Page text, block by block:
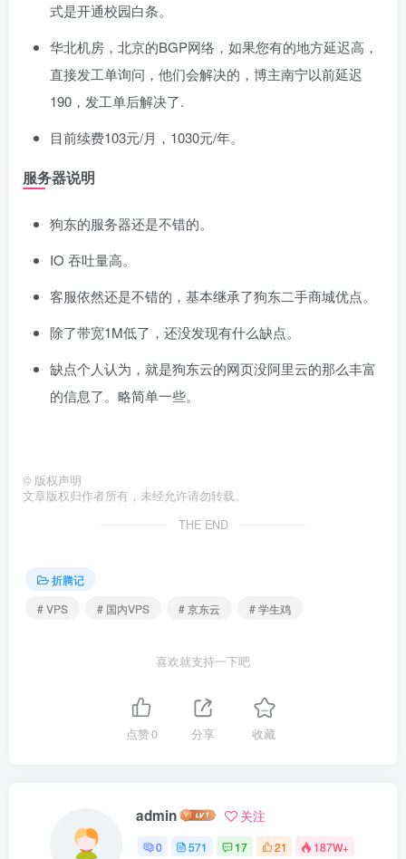
式是开通校园白条。
华北机房，北京的BGP网络，如果您有的地方延迟高，
直接发工单询问，他们会解决的，博主南宁以前延迟
190，发工单后解决了.
目前续费103元/月，1030元/年。
服务器说明
狗东的服务器还是不错的。
IO 吞吐量高。
客服依然还是不错的，基本继承了狗东二手商城优点。
除了带宽1M低了，还没发现有什么缺点。
缺点个人认为，就是狗东云的网页没阿里云的那么丰富
的信息了。略简单一些。
© 版权声明
文章版权归作者所有，未经允许请勿转载。
THE END
折腾记
# VPS
# 国内VPS # 京东云 # 学生鸡
喜欢就支持一下吧
点赞0 分享 收藏
admin 关注
0 571 17 21 187W+